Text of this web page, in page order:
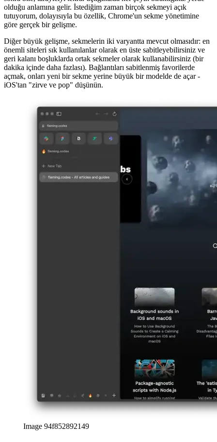
"Arc Browser", tüm sekmelerinizi sürekli olarak pencerenin sol
tarafında sabitler. Bu, bir tarayıcı veya makine yeniden başlatıldıktan
sonra bile, tarayıcıyı tekrar açtığınızda her şeyin bıraktığınız yerde
tutuyorum, dolayısıyla bu özellik, Chrome'un sekme yönetimine
göre gerçek bir gelişme.
Diğer büyük gelişme, sekmelerin iki varyantta mevcut olmasıdır: en
önemli siteleri sık kullanılanlar olarak en üste sabitleyebilirsiniz ve
geri kalanı boşluklarda ortak sekmeler olarak kullanabilirsiniz (bir
iOS'tan "zirve ve pop" düşünün.
Image 94f852892149
boşluklar
Boşluklar temel olarak sekmelerinizi gruplamak için kullanılan
klasörlerdir, ancak UX, boşlukların hızla değiştirilmesine izin
vererek ve tüm sekmeleri anında görünür hale getirerek geliştirildi.
Her alana bir Emoji veya simge atanır, böylece onları hızla ayırt
edebilirsiniz. Geliştirme sırasında harika, örneğin bir proje için bir
alanım ve API referansları için başka bir alanım var.
Tarayıcının kullanılabilirliğini daha da geliştirmek için, çoklu görevi
iyileştirmek amacıyla aynı pencerede birden çok sekme yatay veya
Sekme yeniden adlandırma
Henüz bilmiyor olabilirsiniz, ancak çalışmanızı ekip arkadaşlarınıza
veya müşterilerinize sunarken sekmeleri yeniden adlandırmak
çağrıdan önce sekmeleri açıp bunlara özel başlıklar atayabilirsiniz.